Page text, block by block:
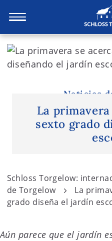
S
Noticias
La
sexto grado
Schloss Torgelow:
de Torgelow
La
grado diseña el jardín
Aún parece que el jardín